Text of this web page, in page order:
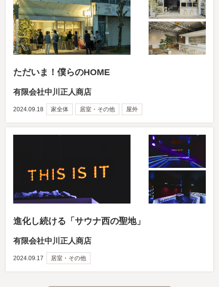
ただいま！僕らのHOME
有限会社中川正人商店
2024.09.18 家全体 居室・その他 屋外
進化し続ける「サウナ西の聖地」
有限会社中川正人商店
2024.09.17 居室・その他